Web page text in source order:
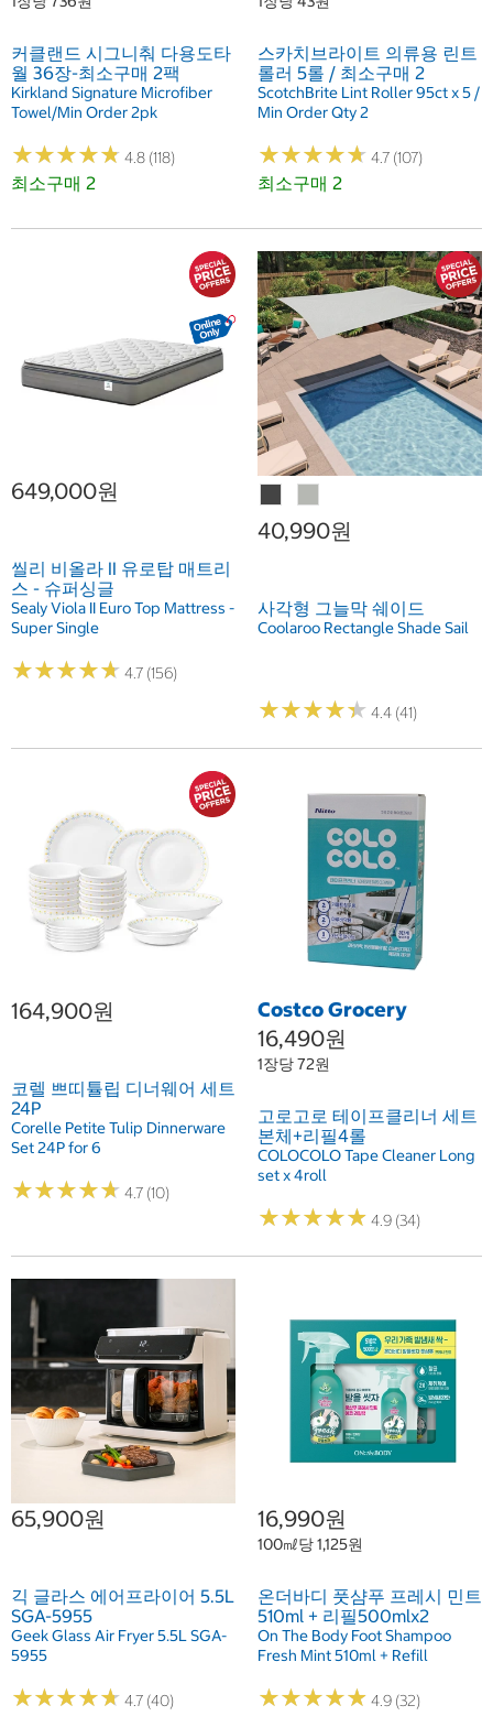
커클랜드 시그니춰 다용도타
월 36장-최소구매 2팩
Kirkland Signature Microfiber
Towel/Min Order 2pk
★★★★★
★★★★★ 4.8 (118)
최소구매 2
스카치브라이트 의류용 린트
롤러 5롤 / 최소구매 2
ScotchBrite Lint Roller 95ct x 5 /
Min Order Qty 2
★★★★★
★★★★★ 4.7 (107)
최소구매 2
649,000원
씰리 비올라 II 유로탑 매트리
스 - 슈퍼싱글
Sealy Viola II Euro Top Mattress -
Super Single
★★★★★
★★★★★ 4.7 (156)
40,990원
사각형 그늘막 쉐이드
Coolaroo Rectangle Shade Sail
★★★★★
★★★★★ 4.4 (41)
164,900원
코렐 쁘띠튤립 디너웨어 세트
24P
Corelle Petite Tulip Dinnerware
Set 24P for 6
★★★★★
★★★★★ 4.7 (10)
Costco Grocery
16,490원
1장당 72원
고로고로 테이프클리너 세트
본체+리필4롤
COLOCOLO Tape Cleaner Long
set x 4roll
★★★★★
★★★★★ 4.9 (34)
65,900원
긱 글라스 에어프라이어 5.5L
SGA-5955
Geek Glass Air Fryer 5.5L SGA-
5955
★★★★★
★★★★★ 4.7 (40)
16,990원
100㎖당 1,125원
온더바디 풋샴푸 프레시 민트
510ml + 리필500mlx2
On The Body Foot Shampoo
Fresh Mint 510ml + Refill
★★★★★
★★★★★ 4.9 (32)